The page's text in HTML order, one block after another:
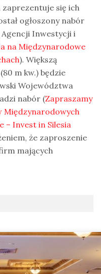
się ich
ogłoszony nabór
Inwestycji i
na Międzynarodowe
). Większą
m kw.) będzie
Województwa
nabór (Zapraszamy
Międzynarodowych
– Invest in Silesia
że zaproszenie
mających